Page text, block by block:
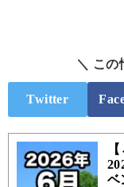
＼ この
Twitter
ベ